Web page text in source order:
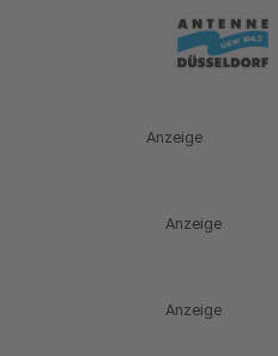
Anzeige
Anzeige
Anzeige